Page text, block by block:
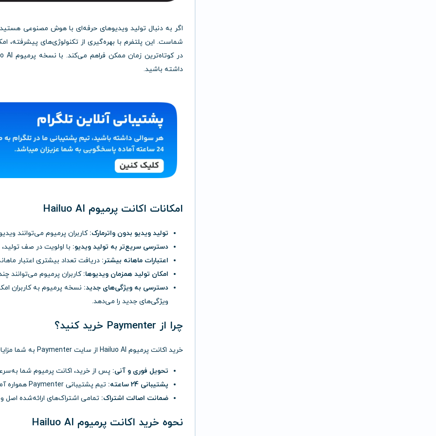
شماست. این پلتفرم با بهره‌گیری از تکنولوژی‌های
داشته باشید.
امکانات اکانت پرمیوم Hailuo AI
تولید ویدیو بدون واترمارک: کاربران پرمیوم می‌توانند
دسترسی سریع‌تر به تولید ویدیو: با اولویت در صف
اعتبارات ماهانه بیشتر: دریافت تعداد بیشتری اعتبار
امکان تولید همزمان ویدیوها: کاربران پرمیوم می‌توانند
دسترسی به ویژگی‌های جدید: نسخه پرمیوم به کاربران
ویژگی‌های جدید را می‌دهد.
چرا از Paymenter خرید کنید؟
خرید اکانت پرمیوم Hailuo AI از سایت Paymenter به شما مزایای زیر را ارائه می‌دهد:
تحویل فوری و آنی: پس از خرید، اکانت پرمیوم شما
پشتیبانی 24 ساعته:
تیم پشتیبانی Paymenter همواره آماده پاسخگویی به سوالات شماست.
ضمانت اصالت اشتراک: تمامی اشتراک‌های ارائه‌شده اصل
نحوه خرید اکانت پرمیوم Hailuo AI